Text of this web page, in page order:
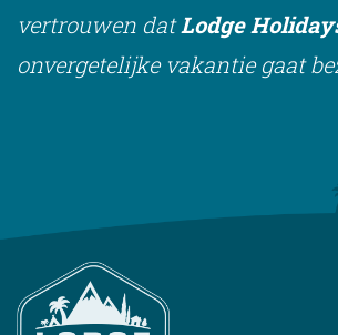
vertrouwen datLodge
onvergetelijke vakantie gaat